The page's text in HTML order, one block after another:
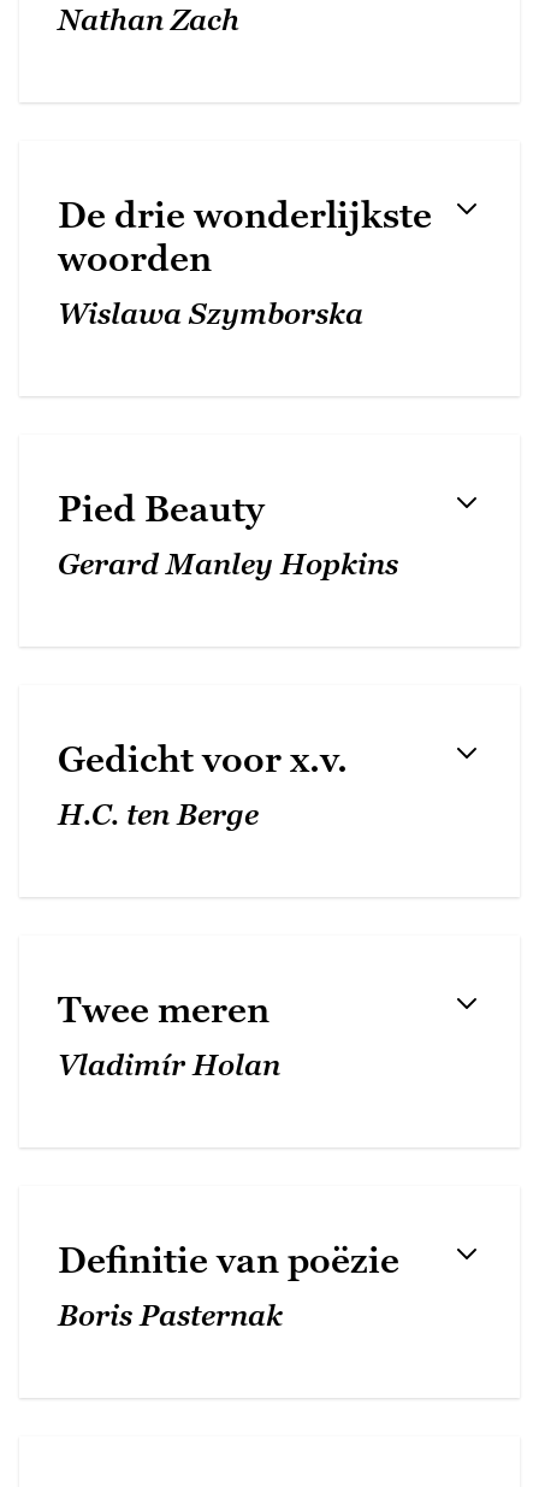
Nathan Zach
De drie wonderlijkste
woorden
Wislawa Szymborska
Pied Beauty
Gerard Manley Hopkins
Gedicht voor x.v.
H.C. ten Berge
Twee meren
Vladimír Holan
Definitie van poëzie
Boris Pasternak